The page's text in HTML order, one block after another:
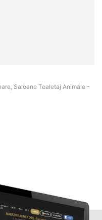
Saloane Toaletaj Animale -